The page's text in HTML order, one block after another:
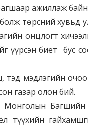
ажиллаж
төрсний хувьд
онцлогт
үүрсэн биет бус
мэдлэгийн
газар олон бий.
Багшийн
түүхийн